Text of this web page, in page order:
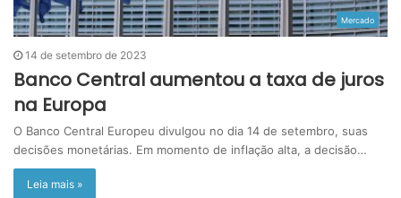
Mercado
14 de setembro de 2023
Banco Central aumentou a taxa de juros
na Europa
O Banco Central Europeu divulgou no dia 14 de setembro, suas
decisões monetárias. Em momento de inflação alta, a decisão…
Leia mais »